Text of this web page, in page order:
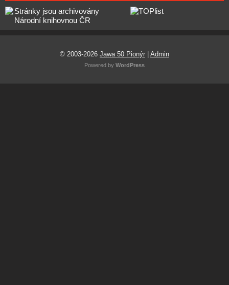
© 2003-2026 Jawa 50 Pionýr Admin
Powered by WordPress